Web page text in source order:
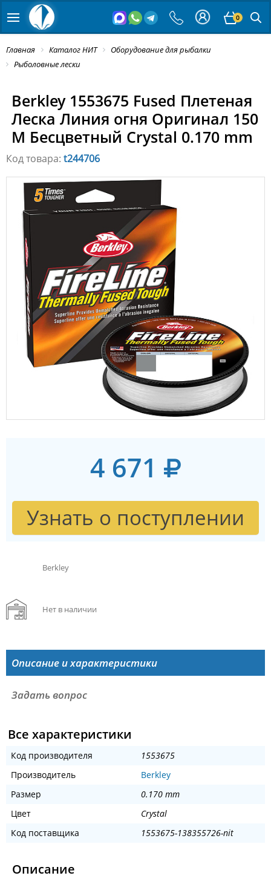
0
Главная Каталог НИТ
Оборудование для рыбалки
Рыболовные лески
Berkley 1553675 Fused Плетеная
Леска Линия огня Оригинал 150
M Бесцветный Crystal 0.170 mm
Код товара: t244706
4 671
Узнать о поступлении
Berkley
Нет в наличии
Описание и характеристики
Задать вопрос
Все характеристики
Код производителя
1553675
Производитель
Berkley
Размер
0.170 mm
Цвет
Crystal
Код поставщика
1553675-138355726-nit
Описание